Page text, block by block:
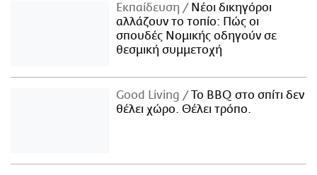
Εκπαίδευση
Νέοι δικηγόροι
αλλάζουν το τοπίο: Πώς οι
σπουδές Νομικής οδηγούν σε
θεσμική συμμετοχή
Good Living
Το BBQ στο σπίτι δεν
θέλει χώρο. Θέλει τρόπο.